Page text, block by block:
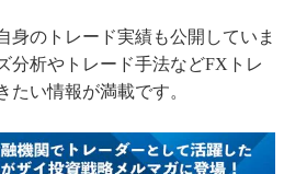
のトレード実績も公開していま
分析やトレード手法などFXトレ
たい情報が満載です。